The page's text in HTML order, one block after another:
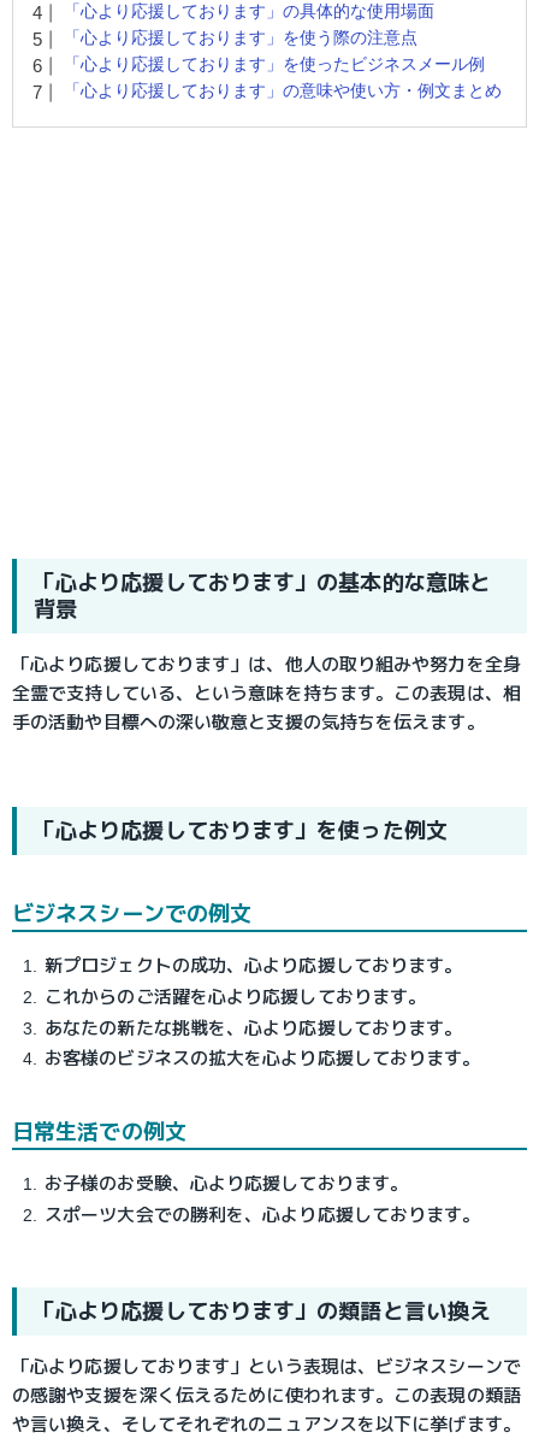
「心より応援しております」の具体的な使用場面
「心より応援しております」を使う際の注意点
「心より応援しております」を使ったビジネスメール例
「心より応援しております」の意味や使い方・例文まとめ
「心より応援しております」の基本的な意味と
背景
「心より応援しております」は、他人の取り組みや努力を全身
全霊で支持している、という意味を持ちます。この表現は、相
手の活動や目標への深い敬意と支援の気持ちを伝えます。
「心より応援しております」を使った例文
ビジネスシーンでの例文
新プロジェクトの成功、心より応援しております。
これからのご活躍を心より応援しております。
あなたの新たな挑戦を、心より応援しております。
お客様のビジネスの拡大を心より応援しております。
日常生活での例文
お子様のお受験、心より応援しております。
スポーツ大会での勝利を、心より応援しております。
「心より応援しております」の類語と言い換え
「心より応援しております」という表現は、ビジネスシーンで
の感謝や支援を深く伝えるために使われます。この表現の類語
や言い換え、そしてそれぞれのニュアンスを以下に挙げます。